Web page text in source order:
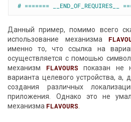
# ======= __END_OF_REQUIRES__
Данный пример, помимо всего
использование механизма
именно то, что ссылка на
осуществляется с помошью
механизм FLAVOURSпоказан не
варианта целевого устройства, а,
создания различных
приложения. Однако это не
механизма FLAVOURS.